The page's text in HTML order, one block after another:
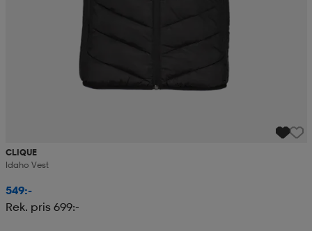
CLIQUE
Idaho Vest
549:-
Rek. pris 699:-